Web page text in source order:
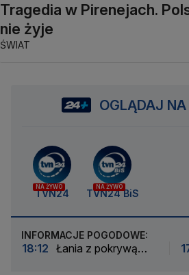
Tragedia w Pirenejach.
nie żyje
ŚWIAT
OGLĄDAJ
NA ŻYWO
TVN24
NA ŻYWO
TVN24 BiS
INFORMACJE POGODOWE:
18:12 Łania z pokrywą